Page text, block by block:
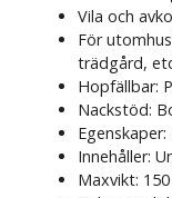
Vila och
För
trädgård,
Hopfällbar:
Nackstöd:
Innehåller:
Maxvikt: